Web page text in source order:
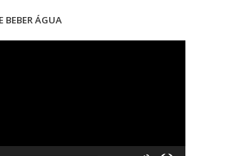
BEBER ÁGUA